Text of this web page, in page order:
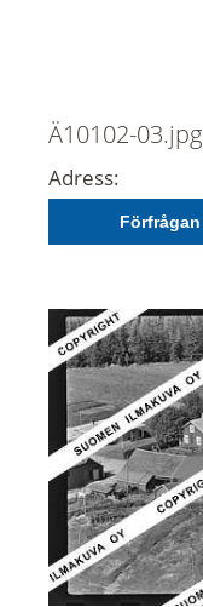
Ä10102-03.jpg
Adress:
Förfrågan